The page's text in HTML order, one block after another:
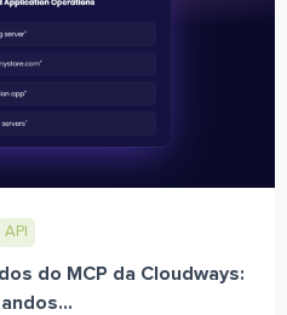
API
do MCP da Cloudways: